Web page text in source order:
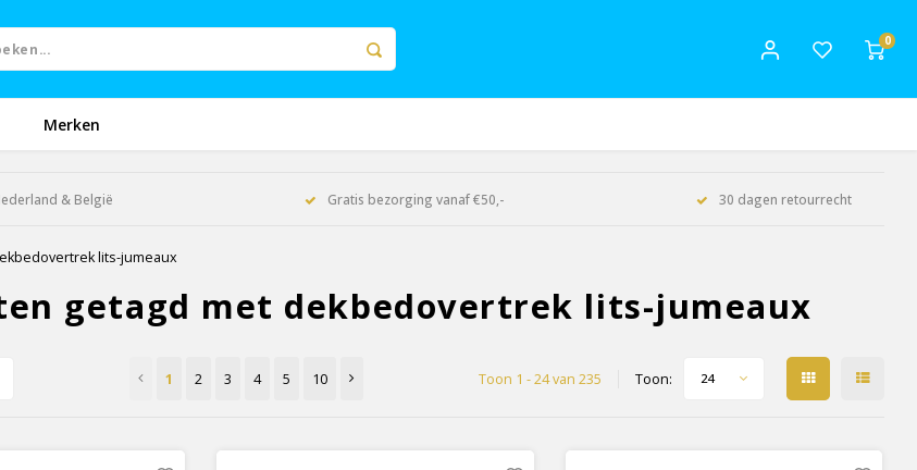
0
Merken
& België Gratis bezorging vanaf €50,- 30 dagen retourrecht
lits-jumeaux
getagd met dekbedovertrek lits-jumeaux
1 2 3 4 5 10 Toon 1 - 24 van 235 Toon: 24